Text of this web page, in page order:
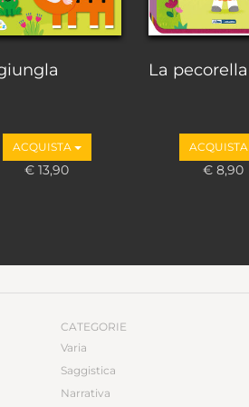
ACQUISTA
€ 13,90
La pecorella
ACQUISTA
€ 8,90
CATEGORIE
Varia
Saggistica
Narrativa